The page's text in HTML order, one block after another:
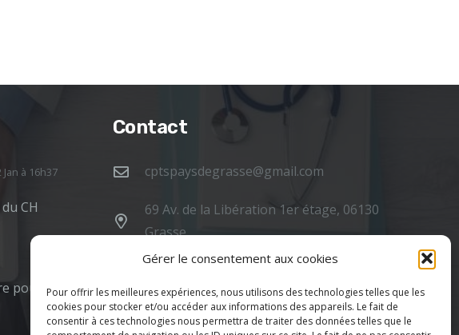
Gérer le consentement aux cookies
Pour offrir les meilleures expériences, nous utilisons des technologies telles que les
cookies pour stocker et/ou accéder aux informations des appareils. Le fait de
consentir à ces technologies nous permettra de traiter des données telles que le
Jan à 16h37
CH
pour
Contact
cptspaysdegrasse@gmail.com
69 Av. de la Libération 1er étage, 06130
Grasse
Politique de confidentialité